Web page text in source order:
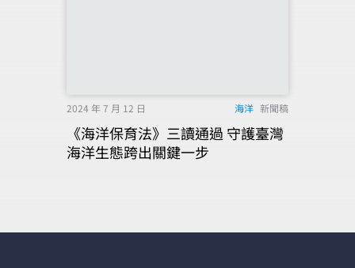
2024 年 7 月 12 日 海洋 新聞稿
《海洋保育法》三讀通過 守護臺灣
海洋生態跨出關鍵一步